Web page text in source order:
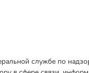
службе по